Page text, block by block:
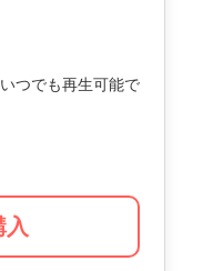
つでも再生可能で